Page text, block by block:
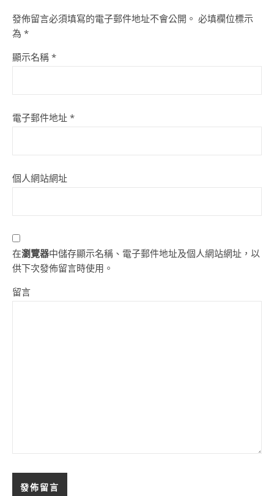
發佈留言必須填寫的電子郵件地址不會公開。 必填欄位標示
為 *
顯示名稱 *
電子郵件地址 *
個人網站網址
在瀏覽器中儲存顯示名稱、電子郵件地址及個人網站網址，以
供下次發佈留言時使用。
留言